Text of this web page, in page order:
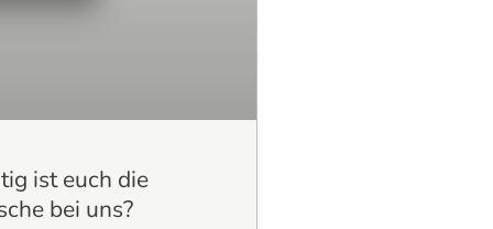
ist euch die
bei uns?